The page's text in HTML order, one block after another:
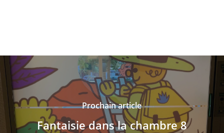
Prochain article
Fantaisie dans la chambre 8